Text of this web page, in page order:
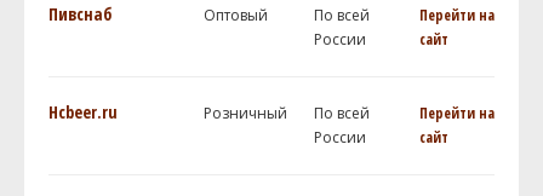
Пивснаб Оптовый
По всей
России
Перейти на
сайт
Hcbeer.ru Розничный
По всей
России
Перейти на
сайт